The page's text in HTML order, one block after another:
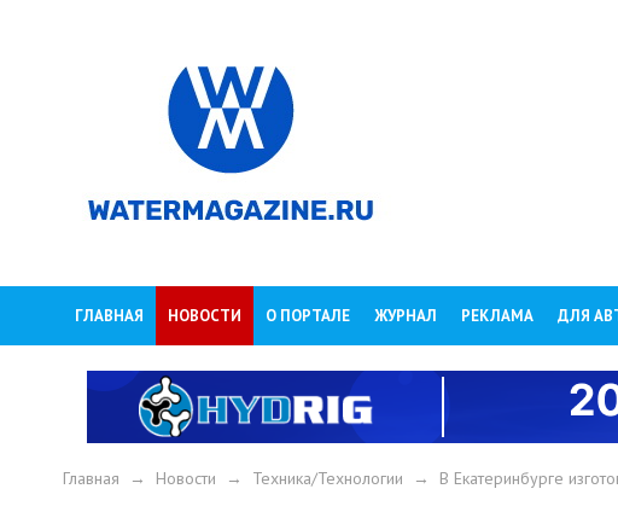
ГЛАВНАЯ НОВОСТИ О ПОРТАЛЕ ЖУРНАЛ РЕКЛАМА ДЛЯ
Главная → Новости → Техника/Технологии → В Екатеринбурге